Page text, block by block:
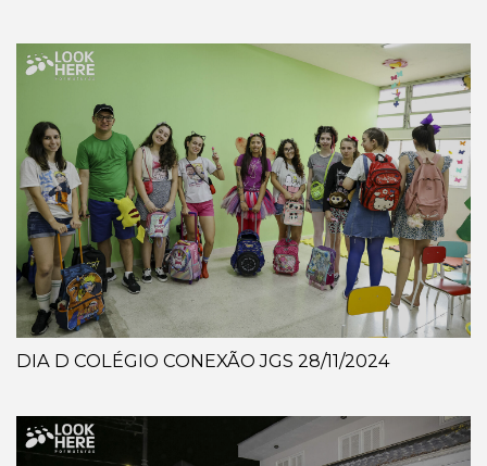
DIA D COLÉGIO CONEXÃO JGS 28/11/2024